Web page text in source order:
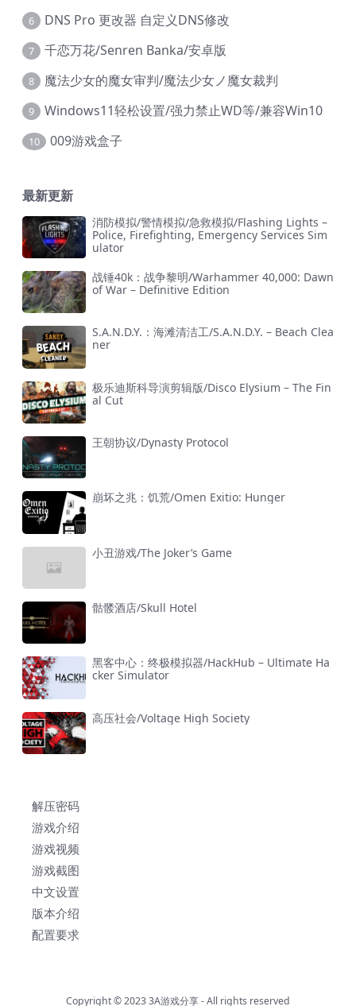
6 DNS Pro 更改器 自定义DNS修改
7 千恋万花/Senren Banka/安卓版
8 魔法少女的魔女审判/魔法少女ノ魔女裁判
9 Windows11轻松设置/强力禁止WD等/兼容Win10
10 009游戏盒子
最新更新
消防模拟/警情模拟/急救模拟/Flashing Lights –
Police, Firefighting, Emergency Services Sim
ulator
战锤40k：战争黎明/Warhammer 40,000: Dawn
of War – Definitive Edition
S.A.N.D.Y.：海滩清洁工/S.A.N.D.Y. – Beach Clea
ner
极乐迪斯科导演剪辑版/Disco Elysium – The Fin
al Cut
王朝协议/Dynasty Protocol
崩坏之兆：饥荒/Omen Exitio: Hunger
小丑游戏/The Joker’s Game
骷髅酒店/Skull Hotel
黑客中心：终极模拟器/HackHub – Ultimate Ha
cker Simulator
高压社会/Voltage High Society
解压密码
游戏介绍
游戏视频
游戏截图
中文设置
版本介绍
配置要求
Copyright © 20233A游戏分享- All rights reserved